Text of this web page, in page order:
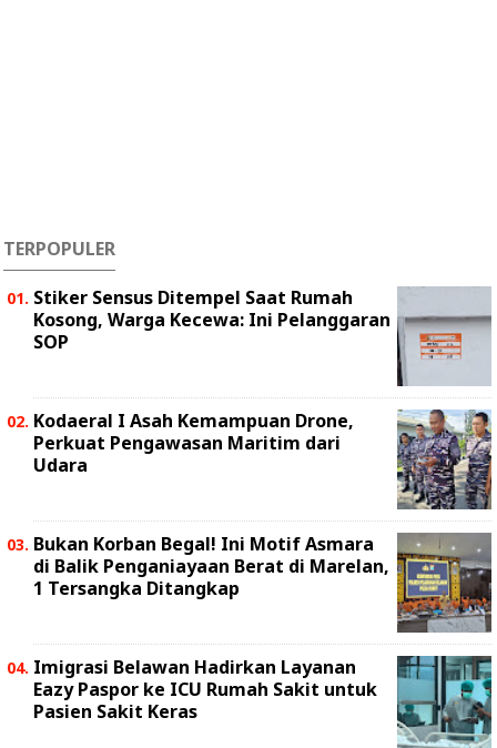
TERPOPULER
Stiker Sensus Ditempel Saat Rumah
Kosong, Warga Kecewa: Ini Pelanggaran
SOP
Kodaeral I Asah Kemampuan Drone,
Perkuat Pengawasan Maritim dari
Udara
Bukan Korban Begal! Ini Motif Asmara
di Balik Penganiayaan Berat di Marelan,
1 Tersangka Ditangkap
Imigrasi Belawan Hadirkan Layanan
Eazy Paspor ke ICU Rumah Sakit untuk
Pasien Sakit Keras